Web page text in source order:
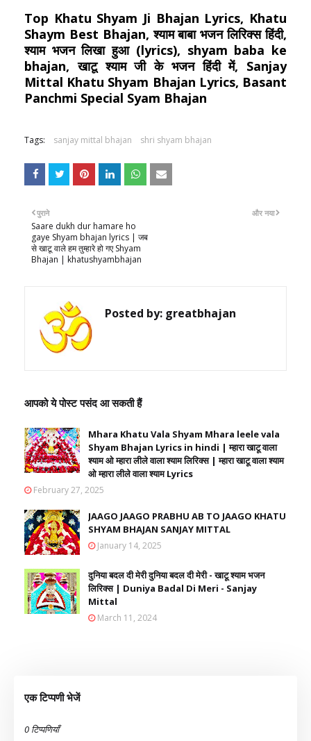
Top Khatu Shyam Ji Bhajan Lyrics, Khatu
Shaym Best Bhajan, श्याम बाबा भजन लिरिक्स हिंदी,
श्याम भजन लिखा हुआ (lyrics), shyam baba ke
bhajan, खाटू श्याम जी के भजन हिंदी में, Sanjay
Mittal Khatu Shyam Bhajan Lyrics, Basant
Panchmi Special Syam Bhajan
Tags: sanjay mittal bhajan shri shyam bhajan
और नया
पुराने
Saare dukh dur hamare ho
gaye Shyam bhajan lyrics | जब
से खाटू वाले हम तुम्हारे हो गए Shyam
Bhajan | khatushyambhajan
Posted by: greatbhajan
आपको ये पोस्ट पसंद आ सकती हैं
Mhara Khatu Vala Shyam Mhara leele vala
Shyam Bhajan Lyrics in hindi | म्हारा खाटू वाला
श्याम ओ म्हारा लीले वाला श्याम लिरिक्स | म्हारा खाटू वाला श्याम
ओ म्हारा लीले वाला श्याम Lyrics
February 27, 2025
JAAGO JAAGO PRABHU AB TO JAAGO KHATU
SHYAM BHAJAN SANJAY MITTAL
January 14, 2025
दुनिया बदल दी मेरी दुनिया बदल दी मेरी - खाटू श्याम भजन
लिरिक्स | Duniya Badal Di Meri - Sanjay
Mittal
March 11, 2024
एक टिप्पणी भेजें
0 टिप्पणियाँ